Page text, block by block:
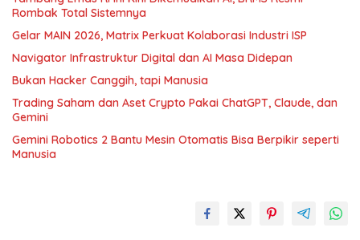
Rombak Total Sistemnya
Gelar MAIN 2026, Matrix Perkuat Kolaborasi Industri ISP
Navigator Infrastruktur Digital dan AI Masa Didepan
Bukan Hacker Canggih, tapi Manusia
Trading Saham dan Aset Crypto Pakai ChatGPT, Claude, dan
Gemini
Gemini Robotics 2 Bantu Mesin Otomatis Bisa Berpikir seperti
Manusia